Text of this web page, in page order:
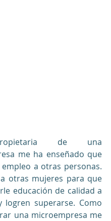
de una
me ha enseñado que
a otras personas.
otras mujeres para que
educación de calidad a
logren superarse. Como
una microempresa me